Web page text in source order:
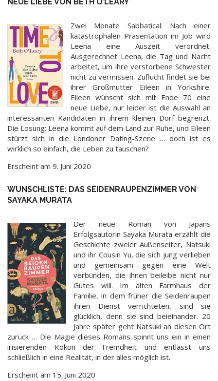
Zwei Monate Sabbatical: Nach einer
katastrophalen Präsentation im Job wird
Leena eine Auszeit verordnet.
Ausgerechnet Leena, die Tag und Nacht
arbeitet, um ihre verstorbene Schwester
nicht zu vermissen. Zuflucht findet sie bei
ihrer Großmutter Eileen in Yorkshire.
Eileen wünscht sich mit Ende 70 eine
neue Liebe, nur leider ist die Auswahl an
interessanten Kandidaten in ihrem kleinen Dorf begrenzt.
Die Lösung: Leena kommt auf dem Land zur Ruhe, und Eileen
stürzt sich in die Londoner Dating-Szene … doch ist es
wirklich so einfach, die Leben zu tauschen?
Erscheint am 9. Juni 2020
WUNSCHLISTE: DAS SEIDENRAUPENZIMMER VON
SAYAKA MURATA
Der neue Roman von Japans
Erfolgsautorin Sayaka Murata erzählt die
Geschichte zweier Außenseiter, Natsuki
und ihr Cousin Yu, die sich jung verlieben
und gemeinsam gegen eine Welt
verbünden, die ihnen beileibe nicht nur
Gutes will. Im alten Farmhaus der
Familie, in dem früher die Seidenraupen
ihren Dienst verrichteten, sind sie
glücklich, denn sie sind beieinander. 20
Jahre später geht Natsuki an diesen Ort
zurück … Die Magie dieses Romans spinnt uns ein in einen
irisierenden Kokon der Fremdheit und entlässt uns
schließlich in eine Realität, in der alles möglich ist.
Erscheint am 15. Juni 2020